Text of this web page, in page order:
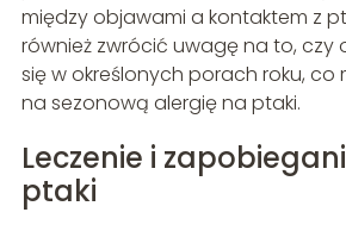
między objawami a kontaktem z
również zwrócić uwagę na to, czy
się w określonych porach roku, co
na sezonową alergię na ptaki.
Leczenie i
ptaki